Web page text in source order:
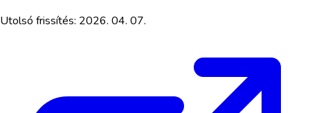
Utolsó frissítés: 2026. 04. 07.